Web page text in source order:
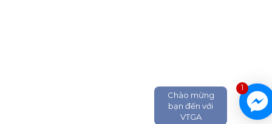
1
Chào mừng
bạn đến với
VTGA